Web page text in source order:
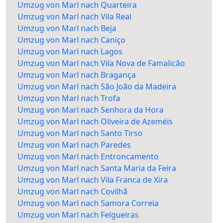
Umzug von Marl nach Quarteira
Umzug von Marl nach Vila Real
Umzug von Marl nach Beja
Umzug von Marl nach Caniço
Umzug von Marl nach Lagos
Umzug von Marl nach Vila Nova de Famalicão
Umzug von Marl nach Bragança
Umzug von Marl nach São João da Madeira
Umzug von Marl nach Trofa
Umzug von Marl nach Senhora da Hora
Umzug von Marl nach Oliveira de Azeméis
Umzug von Marl nach Santo Tirso
Umzug von Marl nach Paredes
Umzug von Marl nach Entroncamento
Umzug von Marl nach Santa Maria da Feira
Umzug von Marl nach Vila Franca de Xira
Umzug von Marl nach Covilhã
Umzug von Marl nach Samora Correia
Umzug von Marl nach Felgueiras